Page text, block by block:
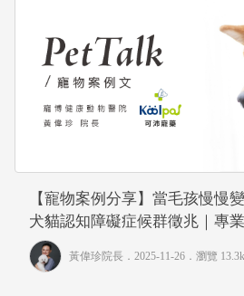
【寵物案例分享】當毛孩慢慢
犬貓認知障礙症候群徵兆｜專
黃偉珍院長 ．2025-11-26． 瀏覽 13.3k